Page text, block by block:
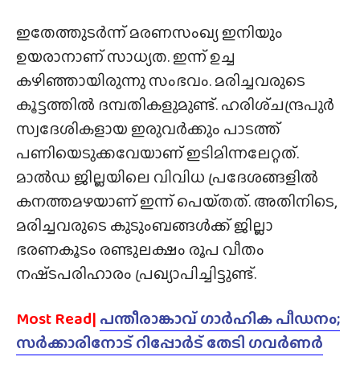
ഇതേത്തുടർന്ന് മരണസംഖ്യ ഇനിയും
ഉയരാനാണ് സാധ്യത. ഇന്ന് ഉച്ച
കഴിഞ്ഞായിരുന്നു സംഭവം. മരിച്ചവരുടെ
കൂട്ടത്തിൽ ദമ്പതികളുമുണ്ട്. ഹരിശ്‌ചന്ദ്രപുർ
സ്വദേശികളായ ഇരുവർക്കും പാടത്ത്
പണിയെടുക്കവേയാണ് ഇടിമിന്നലേറ്റത്.
മാൽഡ ജില്ലയിലെ വിവിധ പ്രദേശങ്ങളിൽ
കനത്തമഴയാണ് ഇന്ന് പെയ്‌തത്‌. അതിനിടെ,
മരിച്ചവരുടെ കുടുംബങ്ങൾക്ക് ജില്ലാ
ഭരണകൂടം രണ്ടുലക്ഷം രൂപ വീതം
നഷ്‌ടപരിഹാരം പ്രഖ്യാപിച്ചിട്ടുണ്ട്.
Most Read| പന്തീരാങ്കാവ് ഗാർഹിക പീഡനം;
സർക്കാരിനോട് റിപ്പോർട് തേടി ഗവർണർ